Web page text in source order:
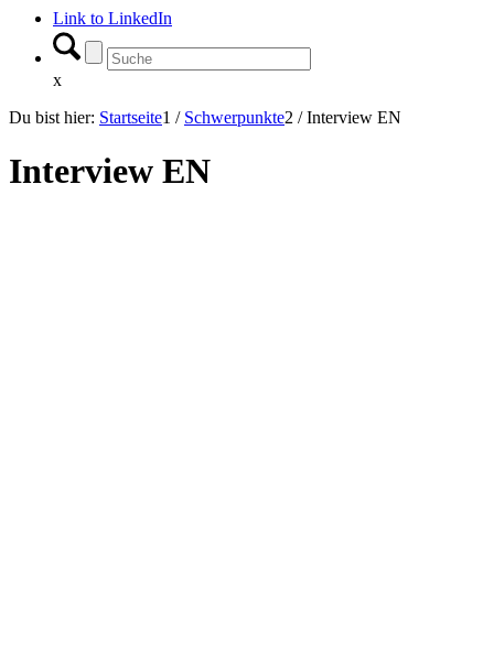
Link to LinkedIn
x
Du bist hier: Startseite1 / Schwerpunkte2 / Interview EN
Interview EN